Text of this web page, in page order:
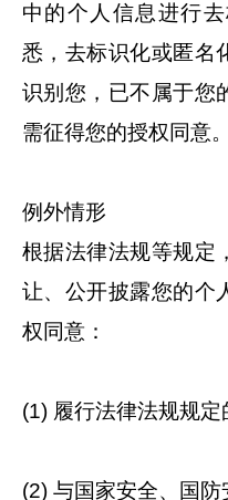
中的个人信息进行
悉，去标识化或匿名
识别您，已不属于您
需征得您的授权同意。
例外情形
根据法律法规等规定
让、公开披露您的个
权同意：
(1) 履行法律法规规定
(2) 与国家安全、国防